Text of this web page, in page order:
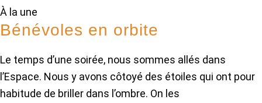
À la une
Bénévoles en orbite
Le temps d’une soirée, nous sommes allés dans
l’Espace. Nous y avons côtoyé des étoiles qui ont pour
habitude de briller dans l’ombre. On les